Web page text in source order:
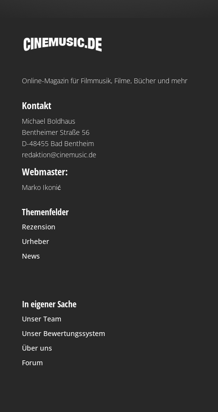
Online-Magazin für Filmmusik, Filme, Bücher und mehr
Kontakt
Michael Boldhaus
Bentheimer Straße 56
D-48455 Bad Bentheim
redaktion@cinemusic.de
Webmaster:
Marko Ikonić
Themenfelder
Rezension
Urheber
News
In eigener Sache
Unser Team
Unser Bewertungssystem
Über uns
Forum